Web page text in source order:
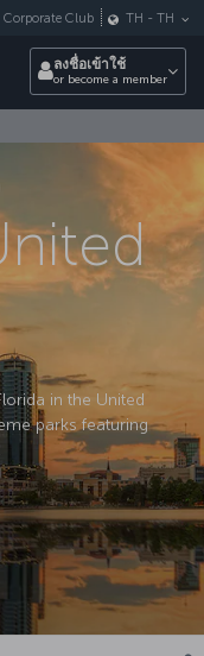
Corporate Club TH - TH
ลงชื่อเข้าใช้
or become a member
in the United
parks featuring